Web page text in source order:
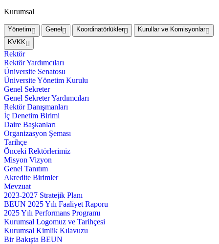
Kurumsal
Yönetim Genel Koordinatörlükler
Kurullar ve Komisyonlar
KVKK
Rektör
Rektör Yardımcıları
Üniversite Senatosu
Üniversite Yönetim Kurulu
Genel Sekreter
Genel Sekreter Yardımcıları
Rektör Danışmanları
İç Denetim Birimi
Daire Başkanları
Organizasyon Şeması
Tarihçe
Önceki Rektörlerimiz
Misyon Vizyon
Genel Tanıtım
Akredite Birimler
Mevzuat
2023-2027 Stratejik Planı
BEUN 2025 Yılı Faaliyet Raporu
2025 Yılı Performans Programı
Kurumsal Logomuz ve Tarihçesi
Kurumsal Kimlik Kılavuzu
Bir Bakışta BEUN